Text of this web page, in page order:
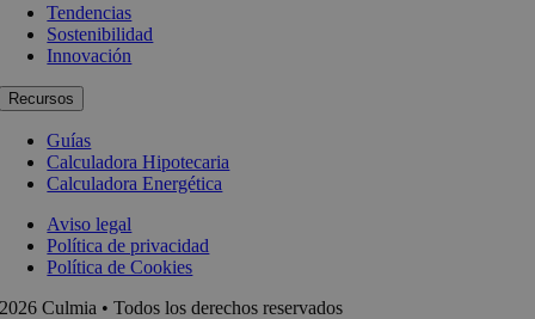
Tendencias
Sostenibilidad
Innovación
Recursos
Guías
Calculadora Hipotecaria
Calculadora Energética
Aviso legal
Política de privacidad
Política de Cookies
2026 Culmia • Todos los derechos reservados